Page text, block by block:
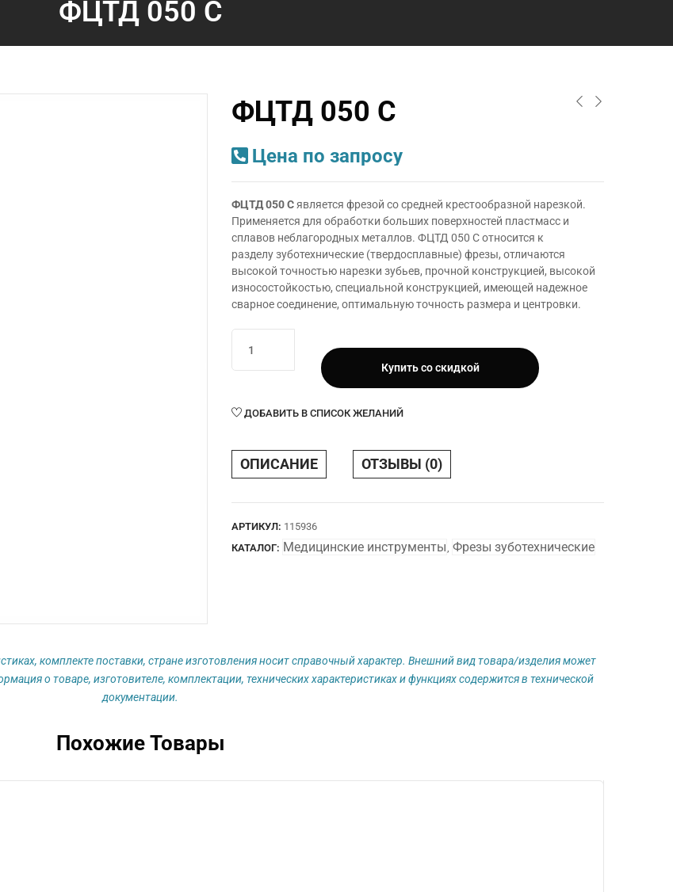
ФЦТД 050 С
ФЦТД 050 С
Цена по запросу
ФЦТД 050 Сявляется фрезой со средней крестообразной нарезкой.
Применяется для обработки больших поверхностей пластмасс и
сплавов неблагородных металлов. ФЦТД 050 С относится к
разделу зуботехнические (твердосплавные) фрезы, отличаются
высокой точностью нарезки зубьев, прочной конструкцией, высокой
износостойкостью, специальной конструкцией, имеющей надежное
сварное соединение, оптимальную точность размера и центровки.
товара
ФЦТД
С
Купить со скидкой
ДОБАВИТЬ В СПИСОК ЖЕЛАНИЙ
ОПИСАНИЕ ОТЗЫВЫ (0)
АРТИКУЛ: 115936
КАТАЛОГ: Медицинские инструменты Фрезы зуботехнические
комплекте поставки, стране изготовления носит справочный характер. Внешний вид товара/изделия может
о товаре, изготовителе, комплектации, технических характеристиках и функциях содержится в технической
документации.
Похожие Товары